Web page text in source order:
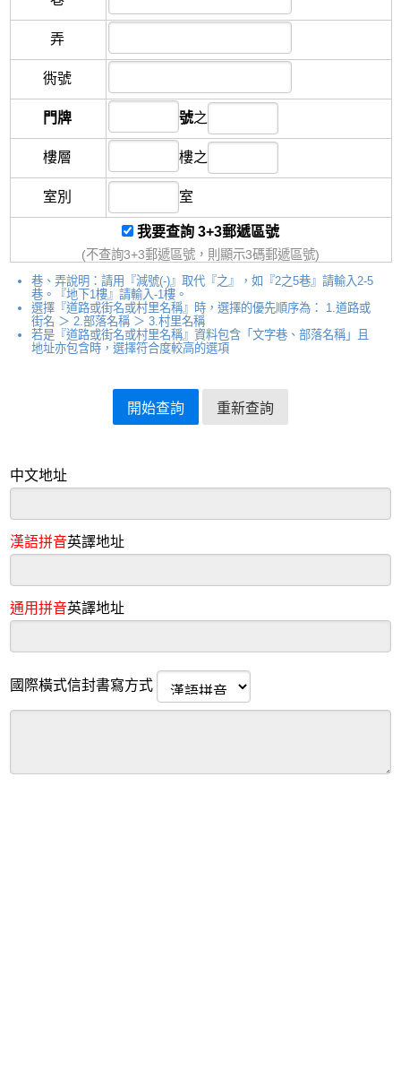
弄
衖號
門牌 號之
樓層 樓之
室別 室
我要查詢 3+3郵遞區號
(不查詢3+3郵遞區號，則顯示3碼郵遞區號)
巷、弄說明：請用『減號(-)』取代『之』，如『2之5巷』請輸入2-5
巷。『地下1樓』請輸入-1樓。
選擇『道路或街名或村里名稱』時，選擇的優先順序為： 1.道路或
街名 ＞ 2.部落名稱 ＞ 3.村里名稱
若是『道路或街名或村里名稱』資料包含「文字巷、部落名稱」且
地址亦包含時，選擇符合度較高的選項
中文地址
漢語拼音英譯地址
通用拼音英譯地址
國際橫式信封書寫方式